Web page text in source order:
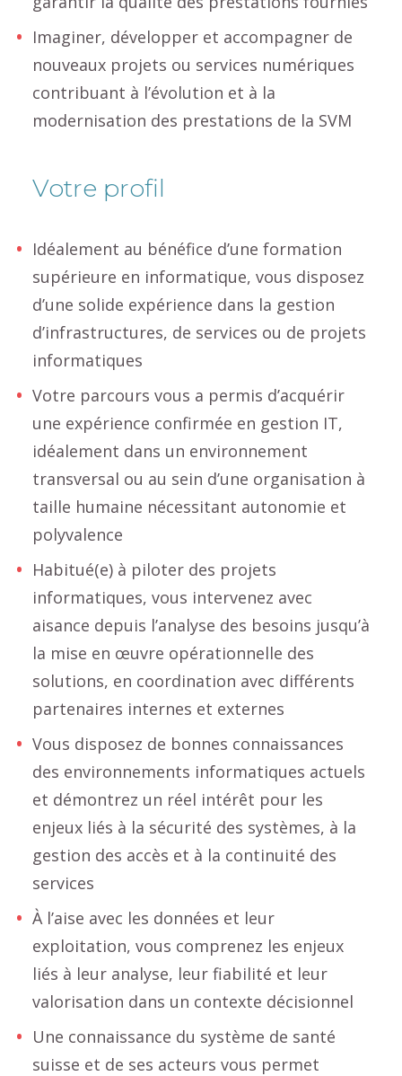
Imaginer, développer et accompagner de
nouveaux projets ou services numériques
contribuant à l’évolution et à la
modernisation des prestations de la SVM
Votre profil
Idéalement au bénéfice d’une formation
supérieure en informatique, vous disposez
d’une solide expérience dans la gestion
d’infrastructures, de services ou de projets
informatiques
Votre parcours vous a permis d’acquérir
une expérience confirmée en gestion IT,
idéalement dans un environnement
transversal ou au sein d’une organisation à
taille humaine nécessitant autonomie et
polyvalence
Habitué(e) à piloter des projets
informatiques, vous intervenez avec
aisance depuis l’analyse des besoins jusqu’à
la mise en œuvre opérationnelle des
solutions, en coordination avec différents
partenaires internes et externes
Vous disposez de bonnes connaissances
des environnements informatiques actuels
et démontrez un réel intérêt pour les
enjeux liés à la sécurité des systèmes, à la
gestion des accès et à la continuité des
services
À l’aise avec les données et leur
exploitation, vous comprenez les enjeux
liés à leur analyse, leur fiabilité et leur
valorisation dans un contexte décisionnel
Une connaissance du système de santé
suisse et de ses acteurs vous permet